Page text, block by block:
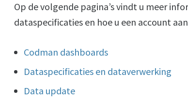
Op de volgende pagina’s vindt u meer
dataspecificaties en hoe u een account
Codman dashboards
Dataspecificaties en dataverwerking
Data update